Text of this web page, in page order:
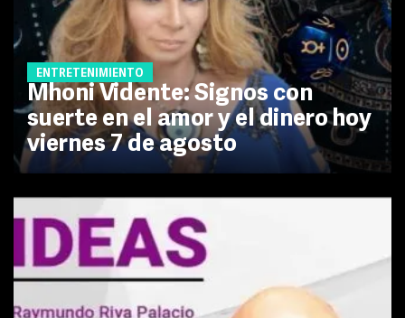
ENTRETENIMIENTO
Mhoni Vidente: Signos con
suerte en el amor y el dinero hoy
viernes 7 de agosto